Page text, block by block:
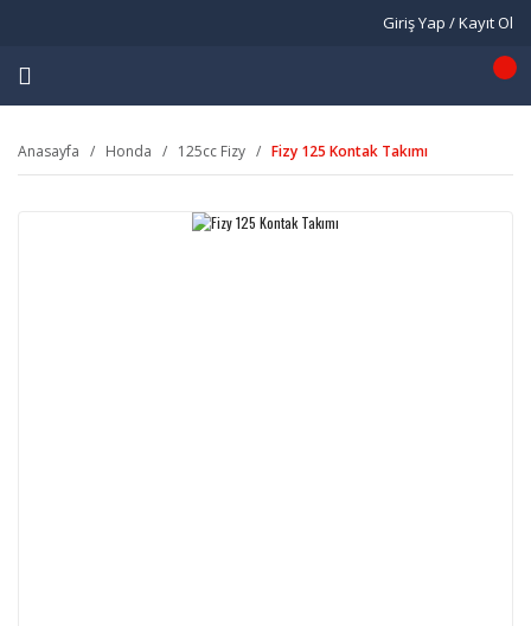
Giriş Yap / Kayıt Ol
Anasayfa Honda 125cc Fizy Fizy 125 Kontak Takımı